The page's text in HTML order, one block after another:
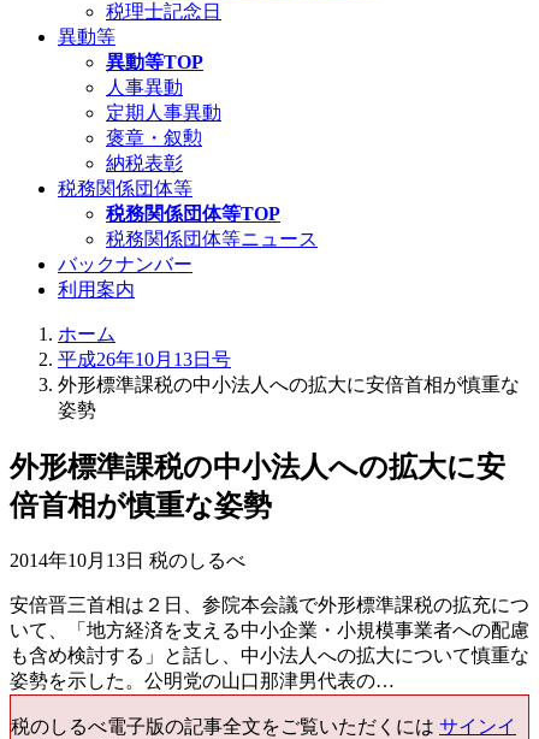
税理士記念日
異動等
異動等TOP
人事異動
定期人事異動
褒章・叙勲
納税表彰
税務関係団体等
税務関係団体等TOP
税務関係団体等ニュース
バックナンバー
利用案内
ホーム
平成26年10月13日号
外形標準課税の中小法人への拡大に安倍首相が慎重な
姿勢
外形標準課税の中小法人への拡大に安
倍首相が慎重な姿勢
2014年10月13日 税のしるべ
安倍晋三首相は２日、参院本会議で外形標準課税の拡充につ
いて、「地方経済を支える中小企業・小規模事業者への配慮
も含め検討する」と話し、中小法人への拡大について慎重な
姿勢を示した。公明党の山口那津男代表の…
税のしるべ電子版の記事全文をご覧いただくには サインイ